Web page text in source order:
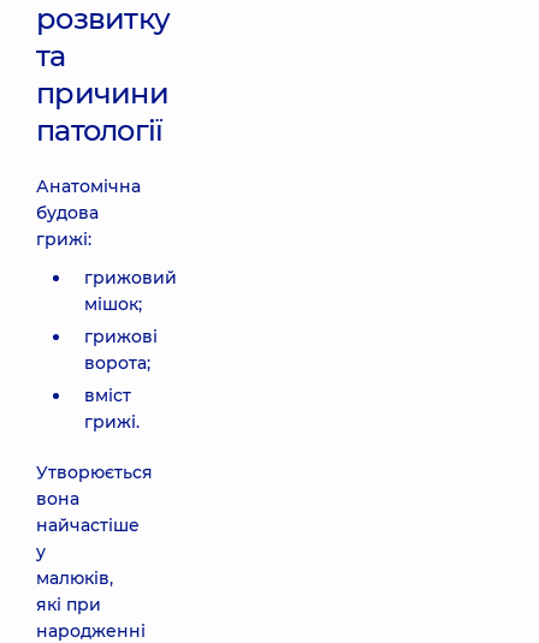
розвитку
та
причини
патології
Анатомічна
будова
грижі:
грижовий
мішок;
грижові
ворота;
вміст
грижі.
Утворюється
вона
найчастіше
у
малюків,
які при
народженні